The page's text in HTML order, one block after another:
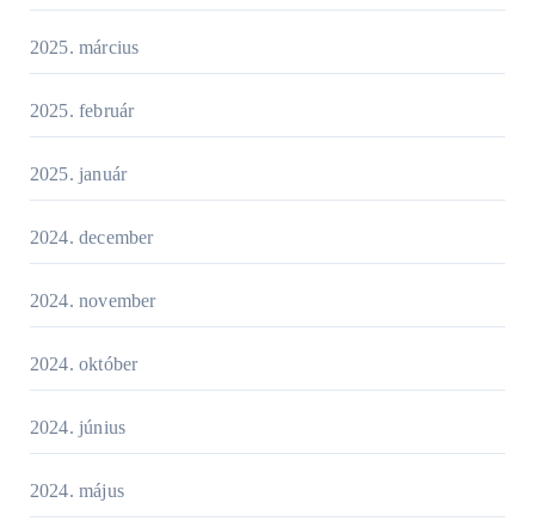
2025. március
2025. február
2025. január
2024. december
2024. november
2024. október
2024. június
2024. május